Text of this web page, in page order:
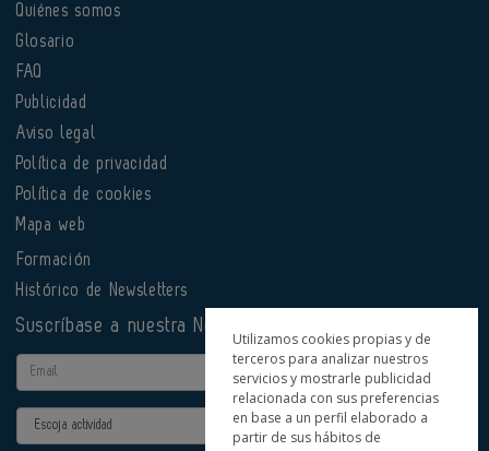
Quiénes somos
Glosario
FAQ
Publicidad
Aviso legal
Política de privacidad
Política de cookies
Mapa web
Formación
Histórico de Newsletters
Suscríbase a nuestra Newsletter
Email
Actividad
Utilizamos cookies propias y de
terceros para analizar nuestros
servicios y mostrarle publicidad
relacionada con sus preferencias
en base a un perfil elaborado a
partir de sus hábitos de